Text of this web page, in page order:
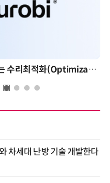
AI 시대의 의사결정을 바꾸는 수리최적화(Optimization): 실제 산업 적용 사례와 활용 전략 AI 핀옵스 실전 세
차세대 난방 기술 개발한다